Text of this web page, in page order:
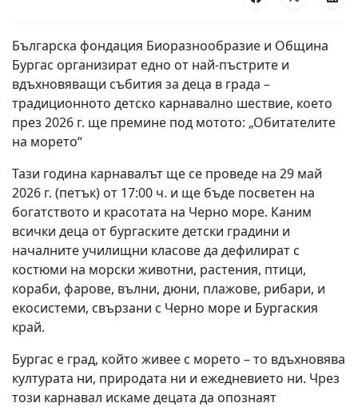
Българска фондация Биоразнообразие и Община
Бургас организират едно от най-пъстрите и
вдъхновяващи събития за деца в града –
традиционното детско карнавално шествие, което
през 2026 г. ще премине под мотото: „Обитателите
на морето“
Тази година карнавалът ще се проведе на 29 май
2026 г. (петък) от 17:00 ч. и ще бъде посветен на
богатството и красотата на Черно море. Каним
всички деца от бургаските детски градини и
началните училищни класове да дефилират с
костюми на морски животни, растения, птици,
кораби, фарове, вълни, дюни, плажове, рибари, и
екосистеми, свързани с Черно море и Бургаския
край.
Бургас е град, който живее с морето – то вдъхновява
културата ни, природата ни и ежедневието ни. Чрез
този карнавал искаме децата да опознаят